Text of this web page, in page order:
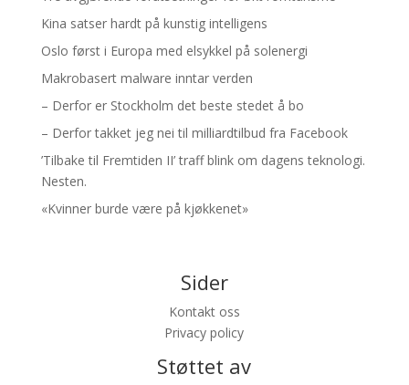
Kina satser hardt på kunstig intelligens
Oslo først i Europa med elsykkel på solenergi
Makrobasert malware inntar verden
– Derfor er Stockholm det beste stedet å bo
– Derfor takket jeg nei til milliardtilbud fra Facebook
’Tilbake til Fremtiden II’ traff blink om dagens teknologi.
Nesten.
«Kvinner burde være på kjøkkenet»
Sider
Kontakt oss
Privacy policy
Støttet av